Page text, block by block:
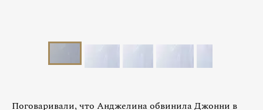
Поговаривали, что Анджелина обвинила Джонни в